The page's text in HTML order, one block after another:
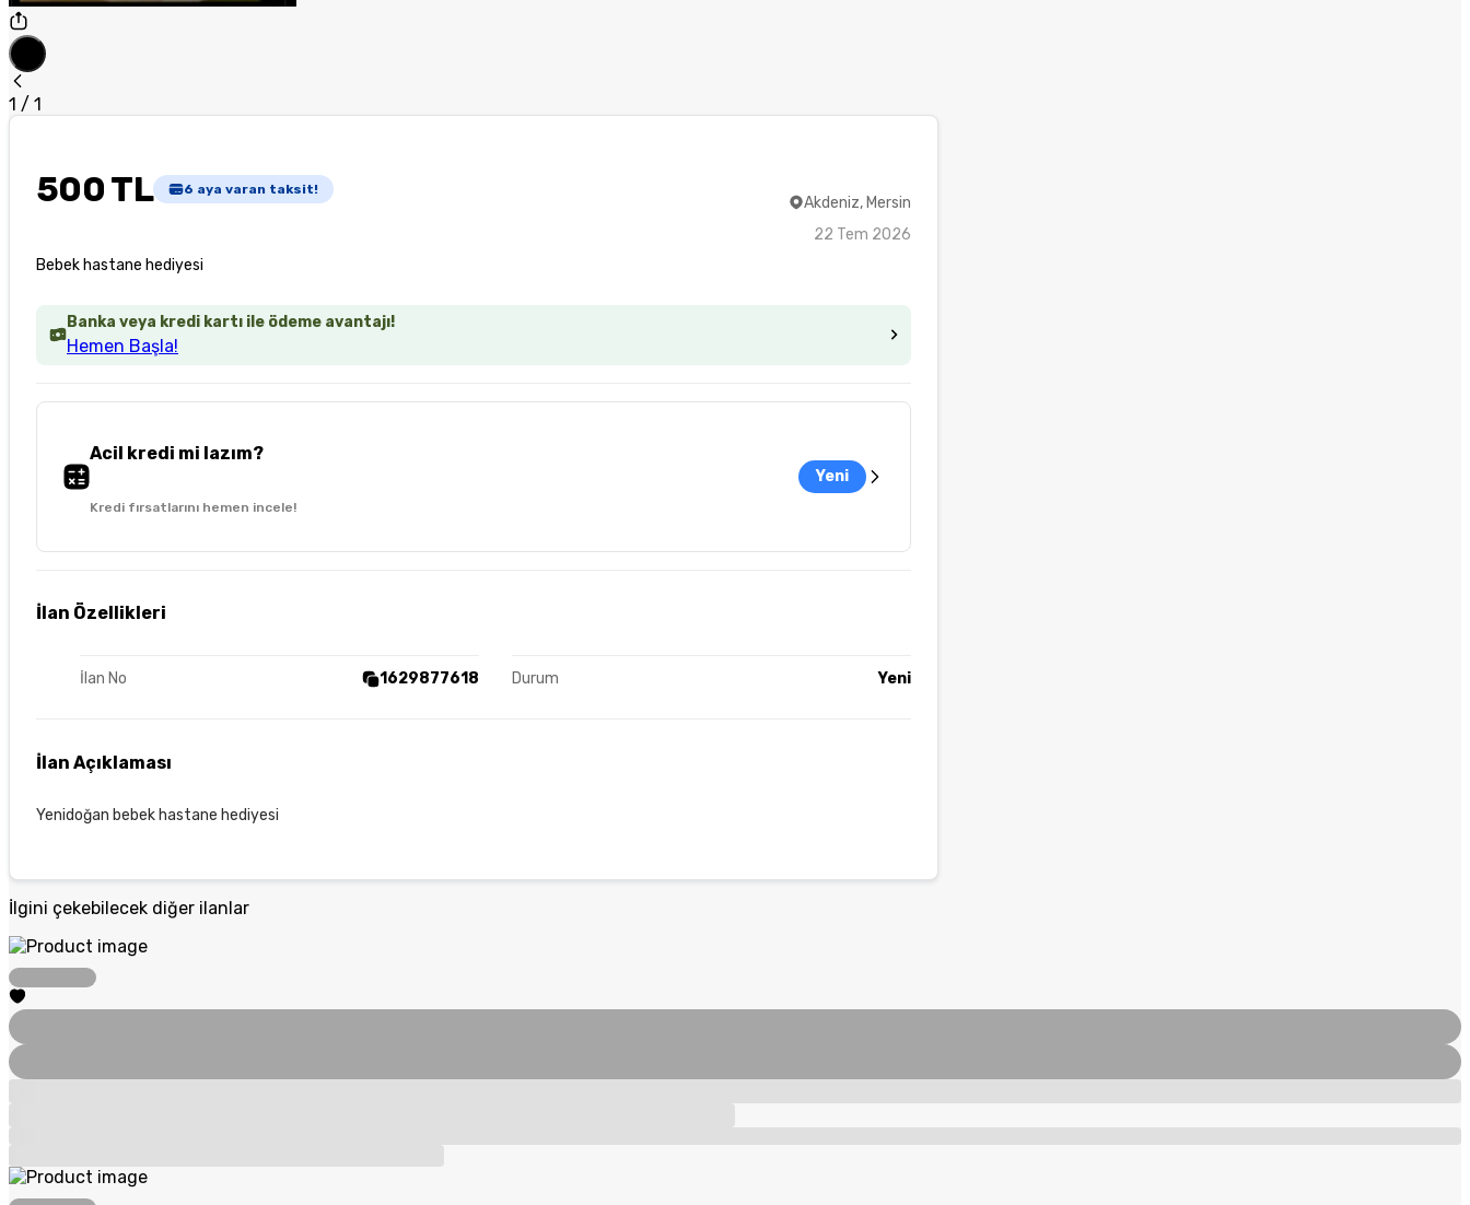
1 / 1
500 TL 6 aya varan taksit!
Bebek hastane hediyesi
Akdeniz, Mersin
22 Tem 2026
Banka veya kredi kartı ile ödeme avantajı!
Hemen Başla!
Acil kredi mi lazım?
Kredi fırsatlarını hemen incele!
Yeni
İlan Özellikleri
İlan No 1629877618 Durum Yeni
İlan Açıklaması
Yenidoğan bebek hastane hediyesi
İlgini çekebilecek diğer ilanlar